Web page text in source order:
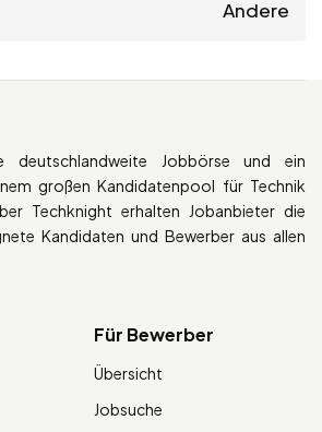
Andere
deutschlandweite Jobbörse und ein
großen Kandidatenpool für Technik
Techknight erhalten Jobanbieter die
Kandidaten und Bewerber aus allen
Für Bewerber
Übersicht
Jobsuche